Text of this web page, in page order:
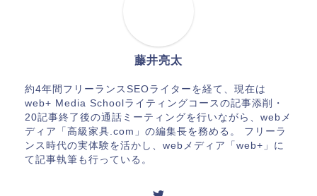
藤井亮太
約4年間フリーランスSEOライターを経て、現在は
web+ Media Schoolライティングコースの記事添削・
20記事終了後の通話ミーティングを行いながら、webメ
ディア「高級家具.com」の編集長を務める。 フリーラ
ンス時代の実体験を活かし、webメディア「web+」に
て記事執筆も行っている。